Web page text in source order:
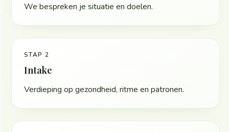
We bespreken je situatie en doelen.
STAP 2
Intake
Verdieping op gezondheid, ritme en patronen.